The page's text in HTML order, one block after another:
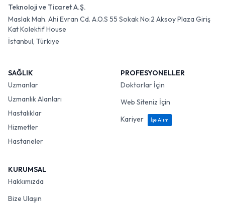
Teknoloji ve Ticaret A.Ş.
Maslak Mah. Ahi Evran Cd. A.O.S 55 Sokak No:2 Aksoy Plaza Giriş
Kat Kolektif House
İstanbul, Türkiye
SAĞLIK
Uzmanlar
Uzmanlık Alanları
Hastalıklar
Hizmetler
Hastaneler
PROFESYONELLER
Doktorlar İçin
Web Siteniz İçin
Kariyer
İşe Alım
KURUMSAL
Hakkımızda
Bize Ulaşın